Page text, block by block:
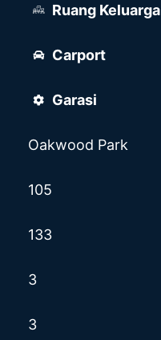
Ruang Keluarga
Carport
Garasi
Oakwood Park
105
133
3
3